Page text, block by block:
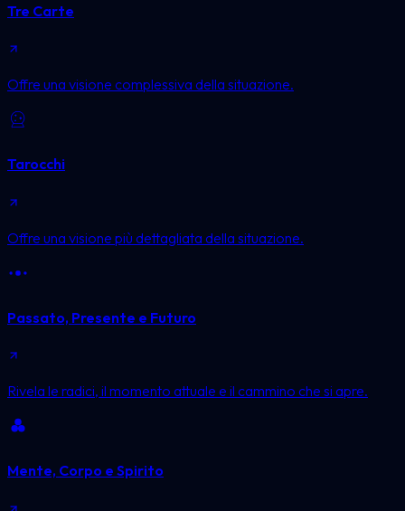
Tre Carte
Offre una visione complessiva della situazione.
Tarocchi
Offre una visione più dettagliata della situazione.
Passato, Presente e Futuro
Rivela le radici, il momento attuale e il cammino che si apre.
Mente, Corpo e Spirito